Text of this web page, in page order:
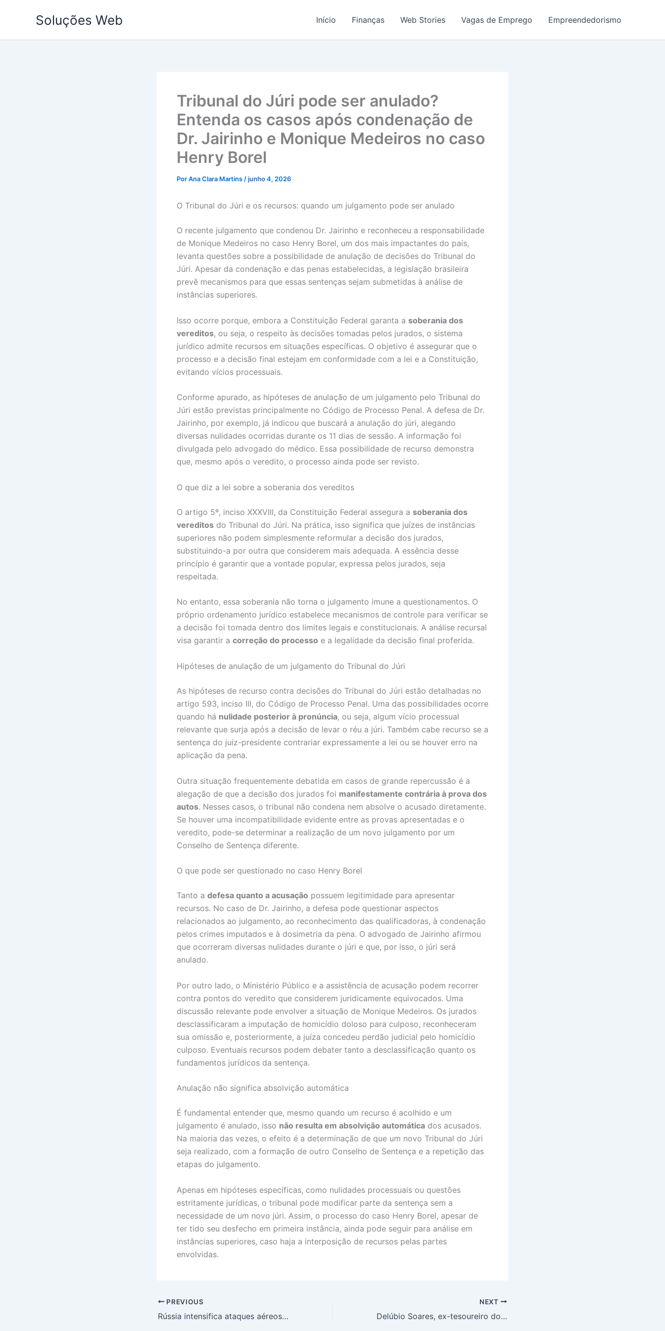
Soluções Web Início Finanças Web Stories Vagas de Emprego Empreendedorismo
Tribunal do Júri pode ser anulado?
Entenda os casos após condenação de
Dr. Jairinho e Monique Medeiros no caso
Henry Borel
PorAna Clara Martins /junho 4, 2026
O Tribunal do Júri e os recursos: quando um julgamento pode ser anulado
O recente julgamento que condenou Dr. Jairinho e reconheceu a responsabilidade
de Monique Medeiros no caso Henry Borel, um dos mais impactantes do país,
levanta questões sobre a possibilidade de anulação de decisões do Tribunal do
Júri. Apesar da condenação e das penas estabelecidas, a legislação brasileira
prevê mecanismos para que essas sentenças sejam submetidas à análise de
instâncias superiores.
Isso ocorre porque, embora a Constituição Federal garanta a soberania dos
vereditos, ou seja, o respeito às decisões tomadas pelos jurados, o sistema
jurídico admite recursos em situações específicas. O objetivo é assegurar que o
processo e a decisão final estejam em conformidade com a lei e a Constituição,
evitando vícios processuais.
Conforme apurado, as hipóteses de anulação de um julgamento pelo Tribunal do
Júri estão previstas principalmente no Código de Processo Penal. A defesa de Dr.
Jairinho, por exemplo, já indicou que buscará a anulação do júri, alegando
diversas nulidades ocorridas durante os 11 dias de sessão. A informação foi
divulgada pelo advogado do médico. Essa possibilidade de recurso demonstra
que, mesmo após o veredito, o processo ainda pode ser revisto.
O que diz a lei sobre a soberania dos vereditos
O artigo 5º, inciso XXXVIII, da Constituição Federal assegura a soberania dos
vereditos do Tribunal do Júri. Na prática, isso significa que juízes de instâncias
superiores não podem simplesmente reformular a decisão dos jurados,
substituindo-a por outra que considerem mais adequada. A essência desse
princípio é garantir que a vontade popular, expressa pelos jurados, seja
respeitada.
No entanto, essa soberania não torna o julgamento imune a questionamentos. O
próprio ordenamento jurídico estabelece mecanismos de controle para verificar se
a decisão foi tomada dentro dos limites legais e constitucionais. A análise recursal
visa garantir a correção do processo e a legalidade da decisão final proferida.
Hipóteses de anulação de um julgamento do Tribunal do Júri
As hipóteses de recurso contra decisões do Tribunal do Júri estão detalhadas no
artigo 593, inciso III, do Código de Processo Penal. Uma das possibilidades ocorre
quando há nulidade posterior à pronúncia, ou seja, algum vício processual
relevante que surja após a decisão de levar o réu a júri. Também cabe recurso se a
sentença do juiz-presidente contrariar expressamente a lei ou se houver erro na
aplicação da pena.
Outra situação frequentemente debatida em casos de grande repercussão é a
alegação de que a decisão dos jurados foi manifestamente contrária à prova dos
autos. Nesses casos, o tribunal não condena nem absolve o acusado diretamente.
Se houver uma incompatibilidade evidente entre as provas apresentadas e o
veredito, pode-se determinar a realização de um novo julgamento por um
Conselho de Sentença diferente.
O que pode ser questionado no caso Henry Borel
Tanto a defesa quanto a acusação possuem legitimidade para apresentar
recursos. No caso de Dr. Jairinho, a defesa pode questionar aspectos
relacionados ao julgamento, ao reconhecimento das qualificadoras, à condenação
pelos crimes imputados e à dosimetria da pena. O advogado de Jairinho afirmou
que ocorreram diversas nulidades durante o júri e que, por isso, o júri será
anulado.
Por outro lado, o Ministério Público e a assistência de acusação podem recorrer
contra pontos do veredito que considerem juridicamente equivocados. Uma
discussão relevante pode envolver a situação de Monique Medeiros. Os jurados
desclassificaram a imputação de homicídio doloso para culposo, reconheceram
sua omissão e, posteriormente, a juíza concedeu perdão judicial pelo homicídio
culposo. Eventuais recursos podem debater tanto a desclassificação quanto os
fundamentos jurídicos da sentença.
Anulação não significa absolvição automática
É fundamental entender que, mesmo quando um recurso é acolhido e um
julgamento é anulado, isso não resulta em absolvição automática dos acusados.
Na maioria das vezes, o efeito é a determinação de que um novo Tribunal do Júri
seja realizado, com a formação de outro Conselho de Sentença e a repetição das
etapas do julgamento.
Apenas em hipóteses específicas, como nulidades processuais ou questões
estritamente jurídicas, o tribunal pode modificar parte da sentença sem a
necessidade de um novo júri. Assim, o processo do caso Henry Borel, apesar de
ter tido seu desfecho em primeira instância, ainda pode seguir para análise em
instâncias superiores, caso haja a interposição de recursos pelas partes
envolvidas.
PREVIOUS
Rússia intensifica ataques aéreos com mísseis hipersônicos ‘Zircon’ e drones ‘Shahed’ enquanto enfrenta dificuldades na guerra terrestre na Ucrânia
NEXT
Delúbio Soares, ex-tesoureiro do PT, surge abraçado por Lula em vídeo e reforça laços para sua pré-candidatura à Câmara